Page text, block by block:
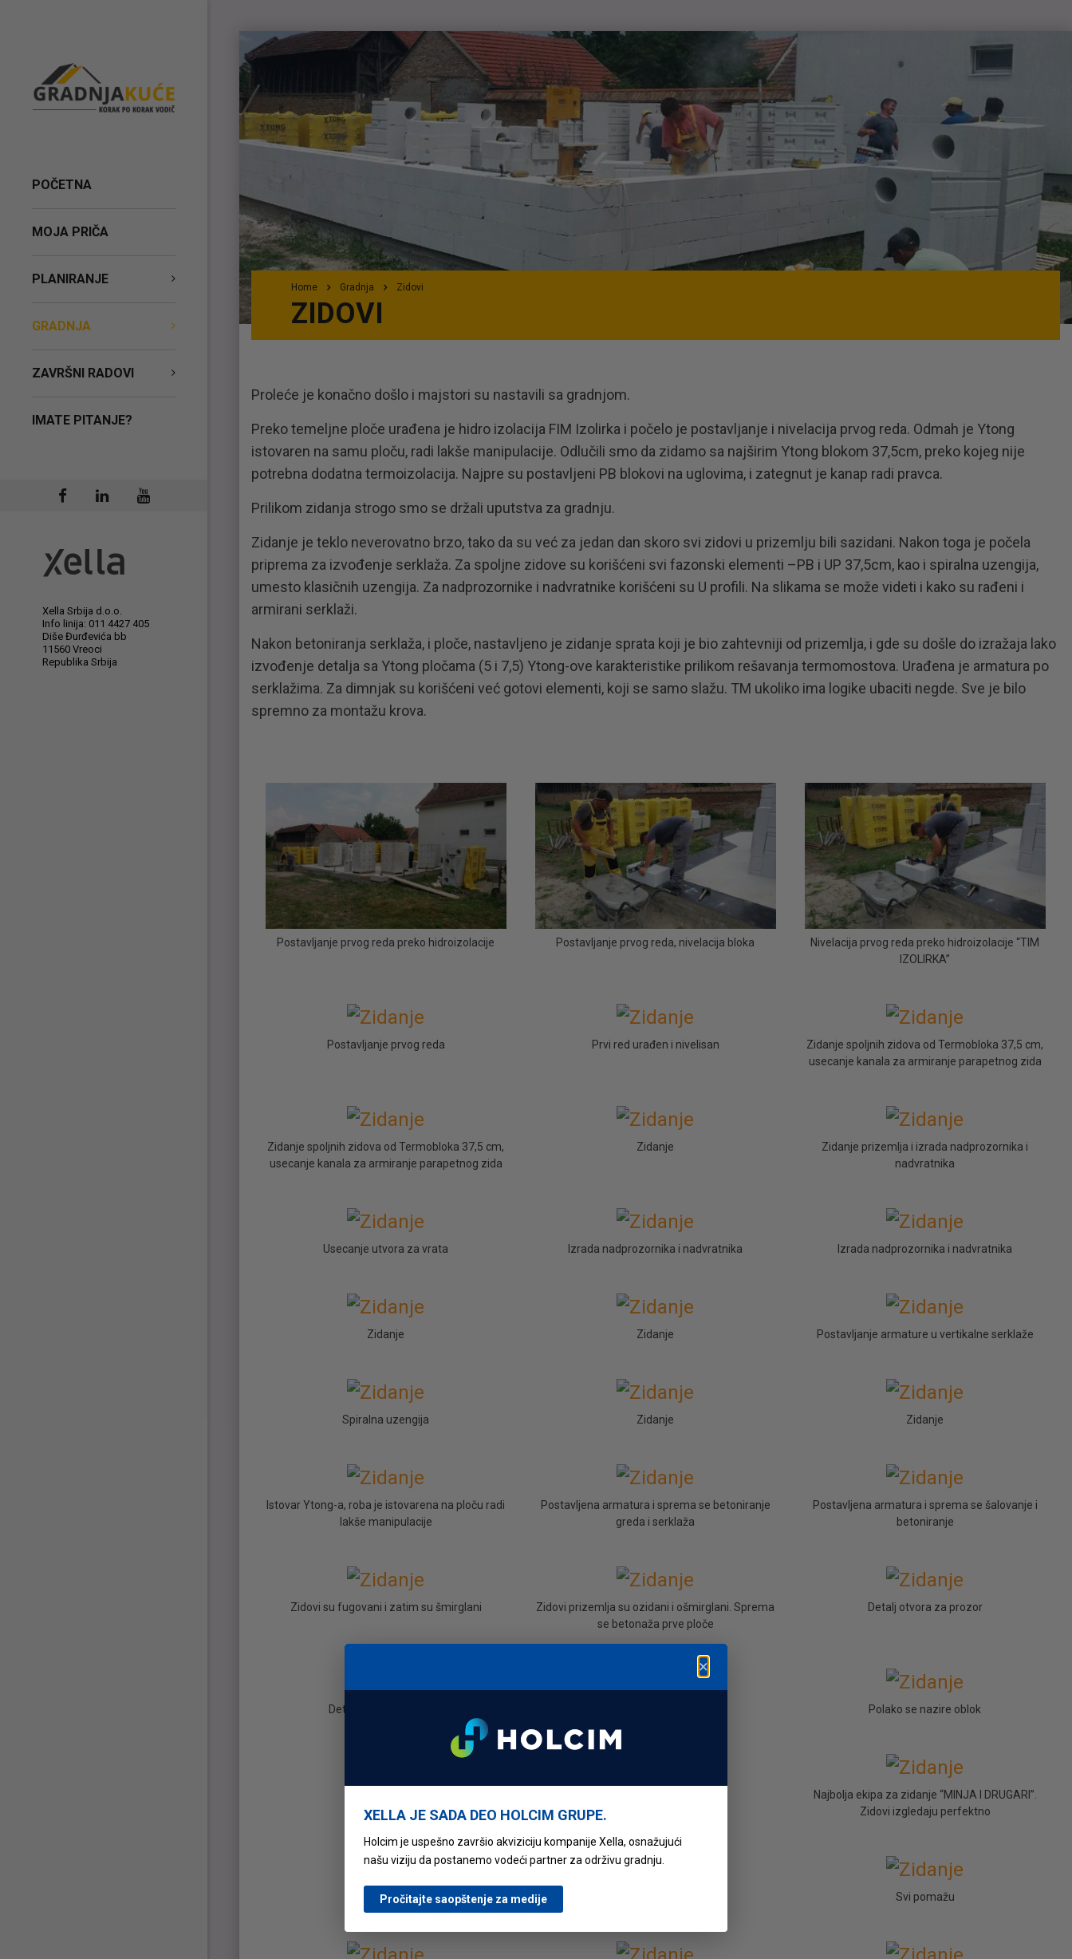
POČETNA
MOJA PRIČA
PLANIRANJE
GRADNJA
ZAVRŠNI RADOVI
IMATE PITANJE?
Xella Srbija d.o.o.
Info linija: 011 4427 405
Diše Đurđevića bb
11560 Vreoci
Republika Srbija
Home Gradnja Zidovi
ZIDOVI
Proleće je konačno došlo i majstori su nastavili sa gradnjom.
Preko temeljne ploče urađena je hidro izolacija FIM Izolirka i počelo je postavljanje i nivelacija prvog reda. Odmah je Ytong
istovaren na samu ploču, radi lakše manipulacije. Odlučili smo da zidamo sa najširim Ytong blokom 37,5cm, preko kojeg nije
potrebna dodatna termoizolacija. Najpre su postavljeni PB blokovi na uglovima, i zategnut je kanap radi pravca.
Prilikom zidanja strogo smo se držali uputstva za gradnju.
Zidanje je teklo neverovatno brzo, tako da su već za jedan dan skoro svi zidovi u prizemlju bili sazidani. Nakon toga je počela
priprema za izvođenje serklaža. Za spoljne zidove su korišćeni svi fazonski elementi –PB i UP 37,5cm, kao i spiralna uzengija,
umesto klasičnih uzengija. Za nadprozornike i nadvratnike korišćeni su U profili. Na slikama se može videti i kako su rađeni i
armirani serklaži.
Nakon betoniranja serklaža, i ploče, nastavljeno je zidanje sprata koji je bio zahtevniji od prizemlja, i gde su došle do izražaja lako
izvođenje detalja sa Ytong pločama (5 i 7,5) Ytong-ove karakteristike prilikom rešavanja termomostova. Urađena je armatura po
serklažima. Za dimnjak su korišćeni već gotovi elementi, koji se samo slažu. TM ukoliko ima logike ubaciti negde. Sve je bilo
spremno za montažu krova.
Postavljanje prvog reda preko hidroizolacije Postavljanje prvog reda, nivelacija bloka
Nivelacija prvog reda preko hidroizolacije “TIM
IZOLIRKA”
Postavljanje prvog reda Prvi red urađen i nivelisan
Zidanje spoljnih zidova od Termobloka 37,5 cm,
usecanje kanala za armiranje parapetnog zida
Zidanje spoljnih zidova od Termobloka 37,5 cm,
usecanje kanala za armiranje parapetnog zida
Zidanje
Zidanje prizemlja i izrada nadprozornika i
nadvratnika
Usecanje utvora za vrata Izrada nadprozornika i nadvratnika Izrada nadprozornika i nadvratnika
Zidanje Zidanje Postavljanje armature u vertikalne serklaže
Spiralna uzengija Zidanje Zidanje
Istovar Ytong-a, roba je istovarena na ploču radi
lakše manipulacije
Postavljena armatura i sprema se betoniranje
greda i serklaža
Postavljena armatura i sprema se šalovanje i
betoniranje
Zidovi su fugovani i zatim su šmirglani
Zidovi prizemlja su ozidani i ošmirglani. Sprema
se betonaža prve ploče
Detalj otvora za prozor
Detalj otvora za prozor Polako se nazire oblok
Najbolja ekipa za zidanje “MINJA I DRUGARI”.
Zidovi izgledaju perfektno
Garaža Svi pomažu
×
XELLA JE SADA DEO HOLCIM GRUPE.
Holcim je uspešno završio akviziciju kompanije Xella, osnažujući
našu viziju da postanemo vodeći partner za održivu gradnju.
Pročitajte saopštenje za medije